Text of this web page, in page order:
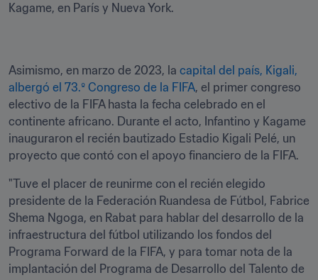
Kagame, en París y Nueva York.
Asimismo, en marzo de 2023, la capital del país, Kigali,
albergó el 73.º Congreso de la FIFA, el primer congreso
electivo de la FIFA hasta la fecha celebrado en el
continente africano. Durante el acto, Infantino y Kagame
inauguraron el recién bautizado Estadio Kigali Pelé, un
proyecto que contó con el apoyo financiero de la FIFA.
"Tuve el placer de reunirme con el recién elegido
presidente de la Federación Ruandesa de Fútbol, Fabrice
Shema Ngoga, en Rabat para hablar del desarrollo de la
infraestructura del fútbol utilizando los fondos del
Programa Forward de la FIFA, y para tomar nota de la
implantación del Programa de Desarrollo del Talento de